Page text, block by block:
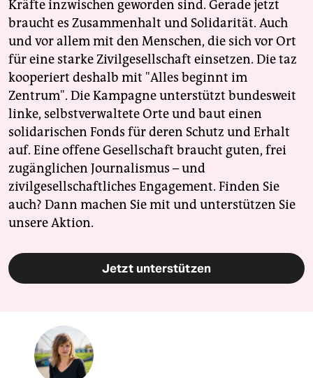
Kräfte inzwischen geworden sind. Gerade jetzt
braucht es Zusammenhalt und Solidarität. Auch
und vor allem mit den Menschen, die sich vor Ort
für eine starke Zivilgesellschaft einsetzen. Die taz
kooperiert deshalb mit "Alles beginnt im
Zentrum". Die Kampagne unterstützt bundesweit
linke, selbstverwaltete Orte und baut einen
solidarischen Fonds für deren Schutz und Erhalt
auf. Eine offene Gesellschaft braucht guten, frei
zugänglichen Journalismus – und
zivilgesellschaftliches Engagement. Finden Sie
auch? Dann machen Sie mit und unterstützen Sie
unsere Aktion.
Jetzt unterstützen